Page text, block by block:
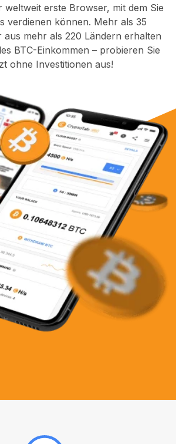
weltweit erste Browser, mit dem Sie
verdienen können. Mehr als 35
aus mehr als 220 Ländern erhalten
BTC-Einkommen – probieren Sie
ohne Investitionen aus!